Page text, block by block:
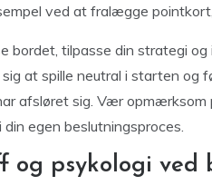
ved at fralægge
bordet, tilpasse din strategi
at spille neutral i starten og
afsløret sig. Vær opmærksom
egen beslutningsproces.
og psykologi ved